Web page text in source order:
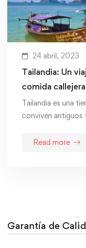
24 abril, 2023
Tailandia: Un
comida callejera
Tailandia es una
conviven
Read more
Garantía de